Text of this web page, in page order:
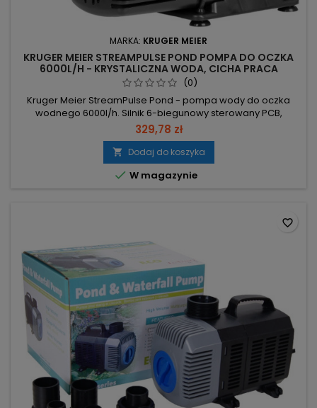
MARKA: KRUGER MEIER
KRUGER MEIER STREAMPULSE POND POMPA DO OCZKA
6000L/H - KRYSTALICZNA WODA, CICHA PRACA
(0)
Kruger Meier StreamPulse Pond - pompa wody do oczka
wodnego 6000l/h. Silnik 6-biegunowy sterowany PCB,
zasilacz i przewód 10 m. Wydajność 6000 l/h – obsługa
oczek, stawów i fontann. Pobór mocy 55W – niskie zużycie
energii. Wznoszenie 5 m – zasilanie wodospadów i fontann.
Ceramiczna oś wirnika, filtr kosz i zabezpieczenia przed
pracą na sucho – trwałość i...
329,78 zł
 Dodaj do koszyka
 W magazynie
favorite_border